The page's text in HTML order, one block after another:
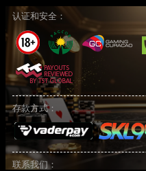
认证和安全：
存款方式：
联系我们：